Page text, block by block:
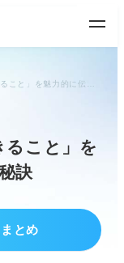
ること」を
訣
とめ
価ポイン